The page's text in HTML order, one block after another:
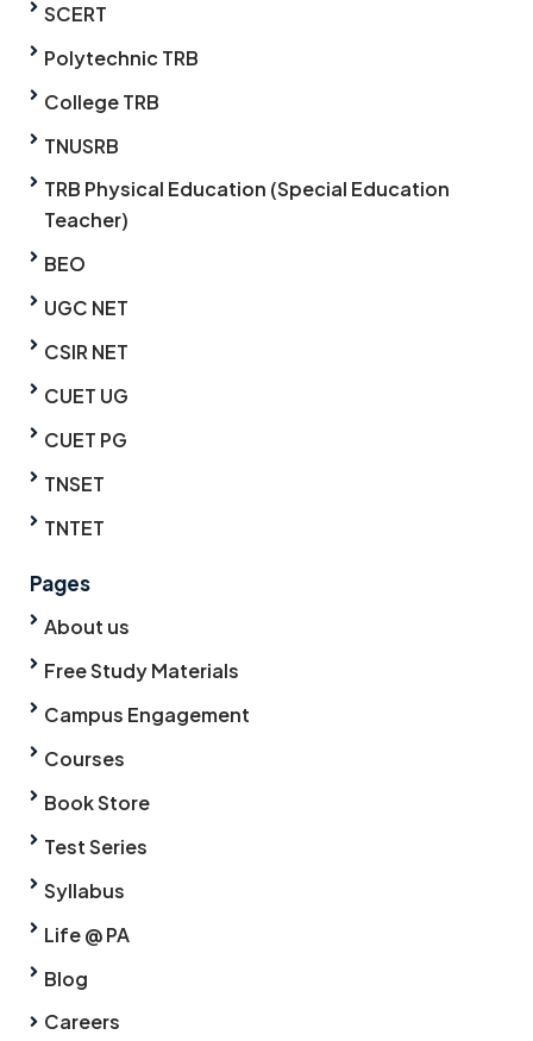
SCERT
Polytechnic TRB
College TRB
TNUSRB
TRB Physical Education (Special Education
Teacher)
BEO
UGC NET
CSIR NET
CUET UG
CUET PG
TNSET
TNTET
Pages
About us
Free Study Materials
Campus Engagement
Courses
Book Store
Test Series
Syllabus
Life @ PA
Blog
Careers